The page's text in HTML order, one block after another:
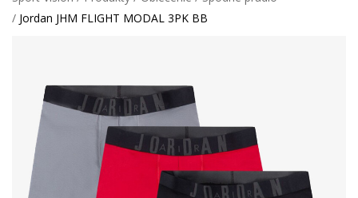
Jordan JHM FLIGHT MODAL 3PK BB